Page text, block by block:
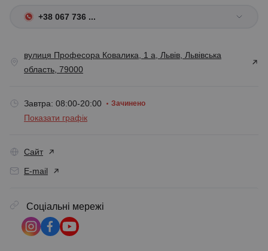
+38 067 736 ...
вулиця Професора Ковалика, 1 а, Львів, Львівська
область, 79000
Завтра: 08:00-20:00 Зачинено
Показати графік
Сайт
E-mail
Соціальні мережі